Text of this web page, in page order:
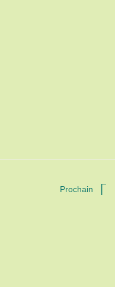
Prochain